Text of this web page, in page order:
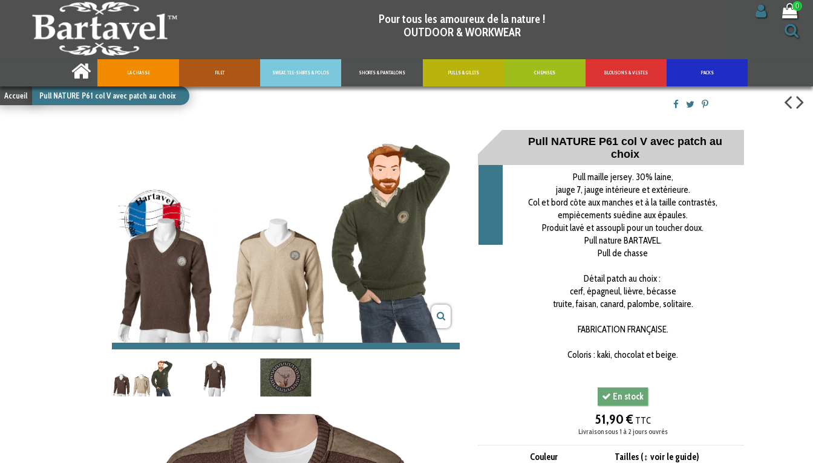
Pour tous les amoureux de la nature !
OUTDOOR & WORKWEAR
0
LA CHASSE FILET SWEAT, TEE-SHIRTS & POLOS SHORTS & PANTALONS PULLS & GILETS CHEMISES BLOUSONS & VESTES PACKS
Accueil Pull NATURE P61 col V avec patch au choix
Pull NATURE P61 col V avec patch au
choix
Pull maille jersey. 30% laine,
jauge 7, jauge intérieure et extérieure.
Col et bord côte aux manches et à la taille contrastés,
empiècements suédine aux épaules.
Produit lavé et assoupli pour un toucher doux.
Pull nature BARTAVEL.
Pull de chasse
Détail patch au choix :
cerf, épagneul, lièvre, bécasse
truite, faisan, canard, palombe, solitaire.
FABRICATION FRANÇAISE.
Coloris : kaki, chocolat et beige.
En stock
51,90 €TTC
Livraison sous 1 à 2 jours ouvrés
Couleur
Tailles (↕ voir le guide)